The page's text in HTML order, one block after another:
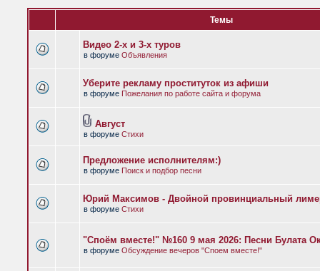
Темы
Видео 2-х и 3-х туров
в форуме Объявления
Уберите рекламу проституток из афиши
в форуме Пожелания по работе сайта и форума
Август
в форуме Стихи
Предложение исполнителям:)
в форуме Поиск и подбор песни
Юрий Максимов - Двойной провинциальный
в форуме Стихи
"Споём вместе!" №160 9 мая 2026: Песни Булата
в форуме Обсуждение вечеров "Споем вместе!"